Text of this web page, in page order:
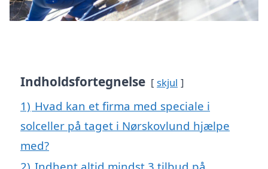
Indholdsfortegnelse skjul
1) Hvad kan et firma med speciale i
solceller på taget i Nørskovlund hjælpe
med?